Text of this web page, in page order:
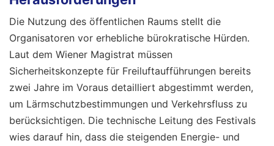
Die Nutzung des öffentlichen Raums stellt die
Organisatoren vor erhebliche bürokratische Hürden.
Laut dem Wiener Magistrat müssen
Sicherheitskonzepte für Freiluftaufführungen bereits
zwei Jahre im Voraus detailliert abgestimmt werden,
um Lärmschutzbestimmungen und Verkehrsfluss zu
berücksichtigen. Die technische Leitung des Festivals
wies darauf hin, dass die steigenden Energie- und